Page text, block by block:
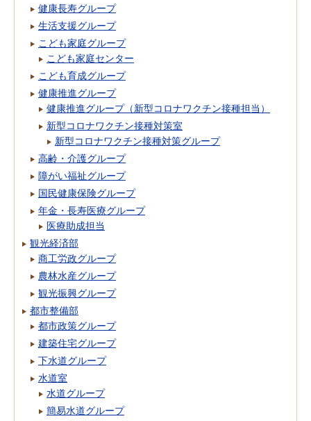
健康長寿グループ
生活支援グループ
こども家庭グループ
こども家庭センター
こども育成グループ
健康推進グループ
健康推進グループ（新型コロナワクチン接種担当）
新型コロナワクチン接種対策室
新型コロナワクチン接種対策グループ
高齢・介護グループ
障がい福祉グループ
国民健康保険グループ
年金・長寿医療グループ
医療助成担当
観光経済部
商工労政グループ
農林水産グループ
観光振興グループ
都市整備部
都市政策グループ
建築住宅グループ
下水道グループ
水道室
水道グループ
簡易水道グループ